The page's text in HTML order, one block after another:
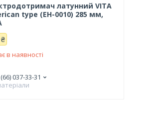
латунний VITA
type (EH-0010) 285 мм,
в наявності
037-33-31